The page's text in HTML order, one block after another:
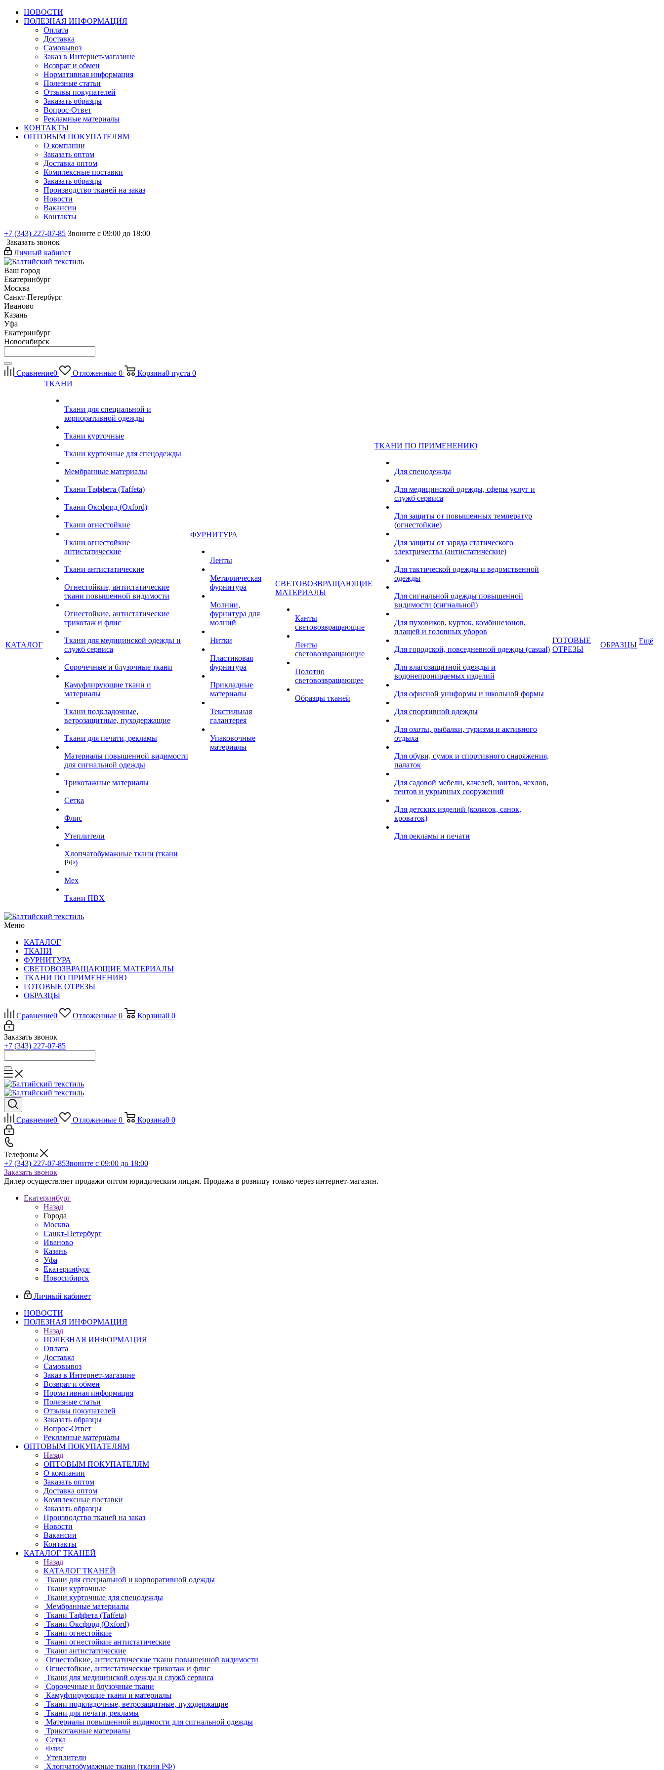
НОВОСТИ
ПОЛЕЗНАЯ ИНФОРМАЦИЯ
Оплата
Доставка
Самовывоз
Заказ в Интернет-магазине
Возврат и обмен
Нормативная информация
Полезные статьи
Отзывы покупателей
Заказать образцы
Вопрос-Ответ
Рекламные материалы
КОНТАКТЫ
ОПТОВЫМ ПОКУПАТЕЛЯМ
О компании
Заказать оптом
Доставка оптом
Комплексные поставки
Заказать образцы
Производство тканей на заказ
Новости
Вакансии
Контакты
+7 (343) 227-07-85 Звоните с 09:00 до 18:00
Заказать звонок
Личный кабинет
Ваш город
Екатеринбург
Москва
Санкт-Петербург
Иваново
Казань
Уфа
Екатеринбург
Новосибирск
Сравнение0 Отложенные 0 Корзина0 пуста 0
КАТАЛОГ
ТКАНИ
Ткани для специальной и
корпоративной одежды
Ткани курточные
Ткани курточные для спецодежды
Мембранные материалы
Ткани Таффета (Taffeta)
Ткани Оксфорд (Oxford)
Ткани огнестойкие
Ткани огнестойкие
антистатические
Ткани антистатические
Огнестойкие, антистатические
ткани повышенной видимости
Огнестойкие, антистатические
трикотаж и флис
Ткани для медицинской одежды и
служб сервиса
Сорочечные и блузочные ткани
Камуфлирующие ткани и
материалы
Ткани подкладочные,
ветрозащитные, пуходержащие
Ткани для печати, рекламы
Материалы повышенной видимости
для сигнальной одежды
Трикотажные материалы
Сетка
Флис
Утеплители
Хлопчатобумажные ткани (ткани
РФ)
Мех
Ткани ПВХ
ФУРНИТУРА
Ленты
Металлическая
фурнитура
Молнии,
фурнитура для
молний
Нитки
Пластиковая
фурнитура
Прикладные
материалы
Текстильная
галантерея
Упаковочные
материалы
СВЕТОВОЗВРАЩАЮЩИЕ
МАТЕРИАЛЫ
Канты
световозвращающие
Ленты
световозвращающие
Полотно
световозвращающее
Образцы тканей
ТКАНИ ПО ПРИМЕНЕНИЮ
Для спецодежды
Для медицинской одежды, сферы услуг и
служб сервиса
Для защиты от повышенных температур
(огнестойкие)
Для защиты от заряда статического
электричества (антистатические)
Для тактической одежды и ведомственной
одежды
Для сигнальной одежды повышенной
видимости (сигнальной)
Для пуховиков, курток, комбинезонов,
плащей и головных уборов
Для городской, повседневной одежды (casual)
Для влагозащитной одежды и
водонепроницаемых изделий
Для офисной униформы и школьной формы
Для спортивной одежды
Для охоты, рыбалки, туризма и активного
отдыха
Для обуви, сумок и спортивного снаряжения,
палаток
Для садовой мебели, качелей, зонтов, чехлов,
тентов и укрывных сооружений
Для детских изделий (колясок, санок,
кроваток)
Для рекламы и печати
ГОТОВЫЕ
ОТРЕЗЫ
ОБРАЗЦЫ Ещё
Меню
КАТАЛОГ
ТКАНИ
ФУРНИТУРА
СВЕТОВОЗВРАЩАЮЩИЕ МАТЕРИАЛЫ
ТКАНИ ПО ПРИМЕНЕНИЮ
ГОТОВЫЕ ОТРЕЗЫ
ОБРАЗЦЫ
Сравнение0 Отложенные 0 Корзина0 0
Заказать звонок
+7 (343) 227-07-85
Сравнение0 Отложенные 0 Корзина0 0
Телефоны
+7 (343) 227-07-85Звоните с 09:00 до 18:00
Заказать звонок
Дилер осуществляет продажи оптом юридическим лицам. Продажа в розницу только через интернет-магазин.
Екатеринбург
Назад
Города
Москва
Санкт-Петербург
Иваново
Казань
Уфа
Екатеринбург
Новосибирск
Личный кабинет
НОВОСТИ
ПОЛЕЗНАЯ ИНФОРМАЦИЯ
Назад
ПОЛЕЗНАЯ ИНФОРМАЦИЯ
Оплата
Доставка
Самовывоз
Заказ в Интернет-магазине
Возврат и обмен
Нормативная информация
Полезные статьи
Отзывы покупателей
Заказать образцы
Вопрос-Ответ
Рекламные материалы
ОПТОВЫМ ПОКУПАТЕЛЯМ
Назад
ОПТОВЫМ ПОКУПАТЕЛЯМ
О компании
Заказать оптом
Доставка оптом
Комплексные поставки
Заказать образцы
Производство тканей на заказ
Новости
Вакансии
Контакты
КАТАЛОГ ТКАНЕЙ
Назад
КАТАЛОГ ТКАНЕЙ
Ткани для специальной и корпоративной одежды
Ткани курточные
Ткани курточные для спецодежды
Мембранные материалы
Ткани Таффета (Taffeta)
Ткани Оксфорд (Oxford)
Ткани огнестойкие
Ткани огнестойкие антистатические
Ткани антистатические
Огнестойкие, антистатические ткани повышенной видимости
Огнестойкие, антистатические трикотаж и флис
Ткани для медицинской одежды и служб сервиса
Сорочечные и блузочные ткани
Камуфлирующие ткани и материалы
Ткани подкладочные, ветрозащитные, пуходержащие
Ткани для печати, рекламы
Материалы повышенной видимости для сигнальной одежды
Трикотажные материалы
Сетка
Флис
Утеплители
Хлопчатобумажные ткани (ткани РФ)